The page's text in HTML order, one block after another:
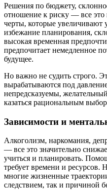
Решения по бюджету,
отношение к риску — все это
черты, которые увеличивают
избежание планирования,
высокая временная
предпочитает немедленное
будущее.
Но важно не судить строго.
вырабатываются под
непредсказуемы,
казаться рациональным
Зависимости и
Алкоголизм, наркомания,
— все это значительно
учиться и планировать.
требует времени и ресурсов.
многие жизненные
следствием, так и причиной